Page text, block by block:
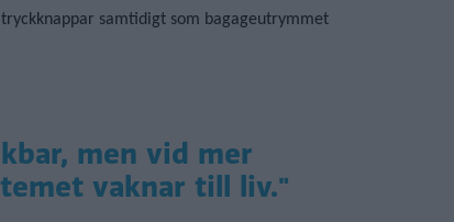
samtidigt som bagageutrymmet
men vid mer
vaknar till liv."